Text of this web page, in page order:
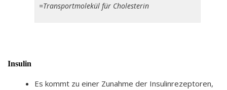
=Transportmolekül für Cholesterin
Insulin
Es kommt zu einer Zunahme der Insulinrezeptoren,